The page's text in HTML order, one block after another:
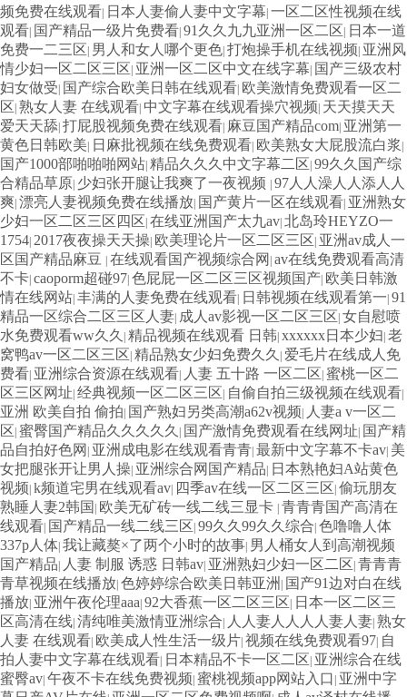
频免费在线观看| 日本人妻偷人妻中文字幕| 一区二区性视频在线
观看| 国产精品一级片免费看| 91久久九九亚洲一区二区| 日本一道
免费一二三区| 男人和女人哪个更色| 打炮操手机在线视频| 亚洲风
情少妇一区二区三区| 亚洲一区二区中文在线字幕| 国产三级农村
妇女做受| 国产综合欧美日韩在线观看| 欧美激情免费观看一区二
区| 熟女人妻 在线观看| 中文字幕在线观看操穴视频| 天天摸天天
爱天天舔| 打屁股视频免费在线观看| 麻豆国产精品com| 亚洲第一
黄色日韩欧美| 日麻批视频在线免费观看| 欧美熟女大屁股流白浆 |
国产1000部啪啪啪网站| 精品久久久中文字幕二区| 99久久国产综
合精品草原| 少妇张开腿让我爽了一夜视频 | 97人人澡人人添人人
爽| 漂亮人妻视频免费在线播放| 国产黄片一区在线观看| 亚洲熟女
少妇一区二区三区四区| 在线亚洲国产太九av| 北岛玲HEYZO一
1754| 2017夜夜操天天操| 欧美理论片一区二区三区| 亚洲av成人一
区国产精品麻豆 | 在线观看国产视频综合网 | av在线免费观看高清
不卡| caoporm超碰97| 色屁屁一区二区三区视频国产| 欧美日韩激
情在线网站| 丰满的人妻免费在线观看| 日韩视频在线观看第一| 91
精品一区综合二区三区人妻| 成人av影视一区二区三区| 女自慰喷
水免费观看ww久久 | 精品视频在线观看 日韩| xxxxxx日本少妇| 老
窝鸭av一区二区三区| 精品熟女少妇免费久久 | 爱毛片在线成人免
费看| 亚洲综合资源在线观看| 人妻 五十路 一区二区| 蜜桃一区二
区三区网址| 经典视频一区二区三区| 自偷自拍三级视频在线观看|
亚洲 欧美自拍 偷拍| 国产熟妇另类高潮a62v视频| 人妻a v一区二
区| 蜜臀国产精品久久久久久 | 国产激情免费观看在线网址| 国产精
品自拍好色网 | 亚洲成电影在线观看青青| 最新中文字幕不卡av| 美
女把腿张开让男人操| 亚洲综合网国产精品| 日本熟艳妇A站黄色
视频| k频道宅男在线观看av| 四季av在线一区二区三区| 偷玩朋友
熟睡人妻2韩国 | 欧美无矿砖一线二线三显卡 | 青青青国产高清在
线观看| 国产精品一线二线三区| 99久久99久久综合| 色噜噜人体
337p人体| 我让藏獒×了两个小时的故事| 男人桶女人到高潮视频
国产精品| 人妻 制服 诱惑 日韩av| 亚洲熟妇少妇一区二区| 青青青
青草视频在线播放| 色婷婷综合欧美日韩亚洲 | 国产91边对白在线
播放| 亚洲午夜伦理aaa| 92大香蕉一区二区三区| 日本一区二区三
区高清在线| 清纯唯美激情亚洲综合| 人人妻人人人人妻人妻| 熟女
人妻 在线观看| 欧美成人性生活一级片| 视频在线免费观看97| 自
拍人妻中文字幕在线观看| 日本精品不卡一区二区| 亚洲综合在线
蜜臀av| 午夜不卡在线免费视频| 蜜桃视频app网站入口 | 亚洲中字